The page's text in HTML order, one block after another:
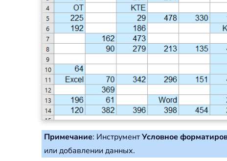
Примечание: ИнструментУсловное
или добавлении данных.